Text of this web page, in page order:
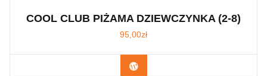
COOL CLUB PIŻAMA DZIEWCZYNKA (2-8)
95,00zł
Kup Teraz